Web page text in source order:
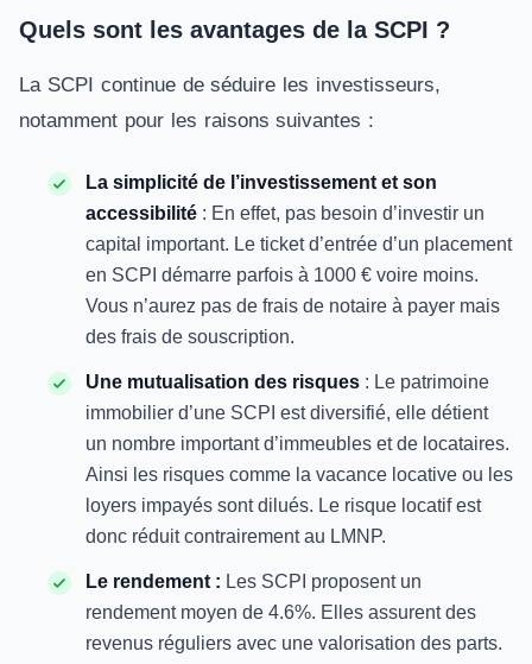
Quels sont les avantages de la SCPI ?
La SCPI continue de séduire les investisseurs,
notamment pour les raisons suivantes :
La simplicité de l’investissement et son
accessibilité : En effet, pas besoin d’investir un
capital important. Le ticket d’entrée d’un placement
en SCPI démarre parfois à 1000 € voire moins.
Vous n’aurez pas de frais de notaire à payer mais
des frais de souscription.
Une mutualisation des risques : Le patrimoine
immobilier d’une SCPI est diversifié, elle détient
un nombre important d’immeubles et de locataires.
Ainsi les risques comme la vacance locative ou les
loyers impayés sont dilués. Le risque locatif est
donc réduit contrairement au LMNP.
Le rendement : Les SCPI proposent un
rendement moyen de 4.6%. Elles assurent des
revenus réguliers avec une valorisation des parts.